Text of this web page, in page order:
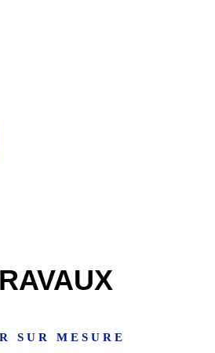
SUR MESURE